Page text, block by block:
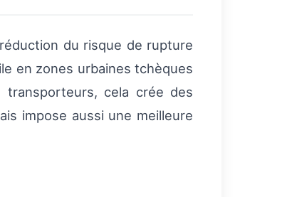
du risque de rupture
en zones urbaines tchèques
cela crée des
impose aussi une meilleure